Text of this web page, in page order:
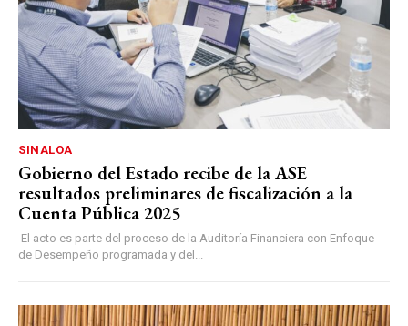
SINALOA
Gobierno del Estado recibe de la ASE
resultados preliminares de fiscalización a la
Cuenta Pública 2025
El acto es parte del proceso de la Auditoría Financiera con Enfoque
de Desempeño programada y del...